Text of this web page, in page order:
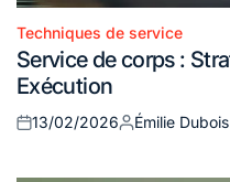
Posted
in
Techniques de service
Service de corps :
Exécution
Posted
13/02/2026
Posted
Émilie Dubois